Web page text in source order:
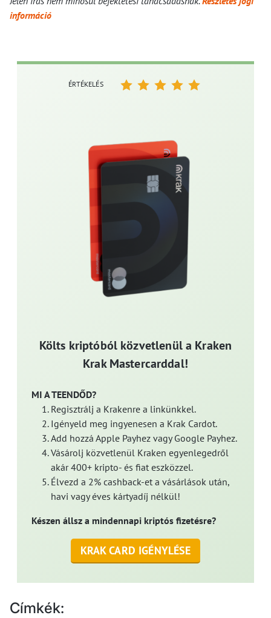
információ
Költs kriptóból közvetlenül a Kraken
Krak Mastercarddal!
MI A TEENDŐD?
Regisztrálj a Krakenre a linkünkkel.
Igényeld meg ingyenesen a Krak Cardot.
Add hozzá Apple Payhez vagy Google Payhez.
Vásárolj közvetlenül Kraken egyenlegedről
akár 400+ kripto- és fiat eszközzel.
Élvezd a 2% cashback-et a vásárlások után,
havi vagy éves kártyadíj nélkül!
Készen állsz a mindennapi kriptós fizetésre?
KRAK CARD IGÉNYLÉSE
ÉRTÉKELÉS
Címkék: